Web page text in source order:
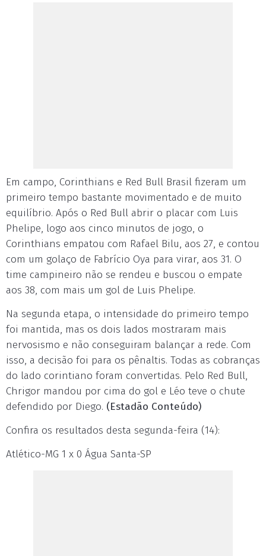
Em campo, Corinthians e Red Bull Brasil fizeram um
primeiro tempo bastante movimentado e de muito
equilíbrio. Após o Red Bull abrir o placar com Luis
Phelipe, logo aos cinco minutos de jogo, o
Corinthians empatou com Rafael Bilu, aos 27, e contou
com um golaço de Fabrício Oya para virar, aos 31. O
time campineiro não se rendeu e buscou o empate
aos 38, com mais um gol de Luis Phelipe.
Na segunda etapa, o intensidade do primeiro tempo
foi mantida, mas os dois lados mostraram mais
nervosismo e não conseguiram balançar a rede. Com
isso, a decisão foi para os pênaltis. Todas as cobranças
do lado corintiano foram convertidas. Pelo Red Bull,
Chrigor mandou por cima do gol e Léo teve o chute
defendido por Diego. (Estadão Conteúdo)
Confira os resultados desta segunda-feira (14):
Atlético-MG 1 x 0 Água Santa-SP